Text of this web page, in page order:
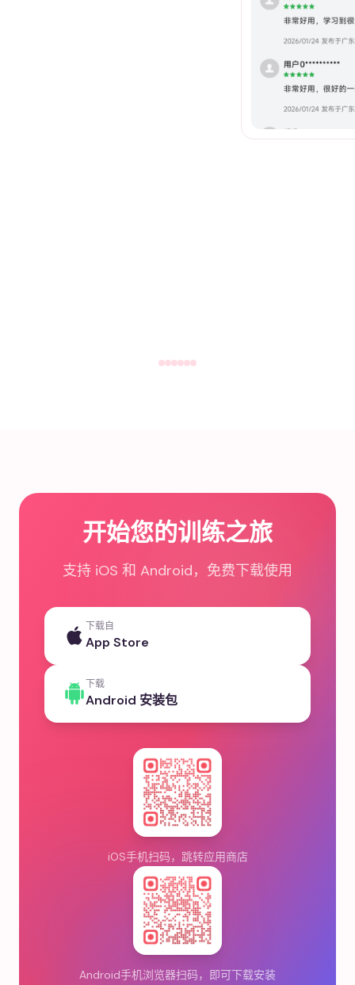
开始您的训练之旅
支持 iOS 和 Android，免费下载使用
下载自
App Store
下载
Android 安装包
iOS手机扫码，跳转应用商店
Android手机浏览器扫码，即可下载安装